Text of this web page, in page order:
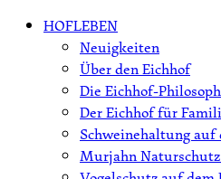
Skip HOFLEBEN
Neuigkeiten
Über den Eichhof
Die Eichhof-
Der Eichhof für
Schweinehaltung auf
Murjahn